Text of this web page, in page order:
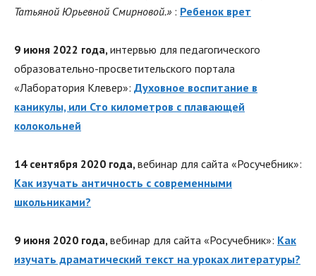
Татьяной Юрьевной Смирновой.» : Ребенок врет
9 июня 2022 года, интервью для педагогического
образовательно-просветительского портала
«Лаборатория Клевер»: Духовное воспитание в
каникулы, или Сто километров с плавающей
колокольней
14 сентября 2020 года, вебинар для сайта «Росучебник»:
Как изучать античность с современными
школьниками?
9 июня 2020 года, вебинар для сайта «Росучебник»: Как
изучать драматический текст на уроках литературы?